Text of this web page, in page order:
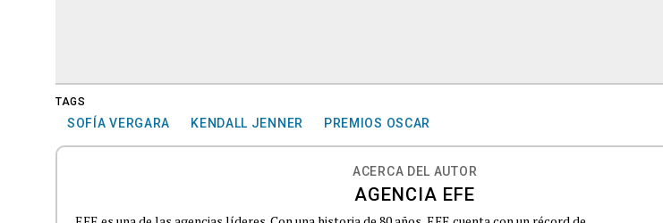
TAGS
SOFÍA VERGARA KENDALL JENNER PREMIOS OSCAR
ACERCA DEL AUTOR
AGENCIA EFE